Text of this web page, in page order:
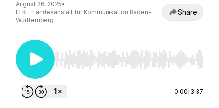
August 26, 2025•
LFK - Landesanstalt für Kommunikation Baden-
Württemberg
Share
Use Left/Right to seek, Home/End to jump to
0:00 3:37